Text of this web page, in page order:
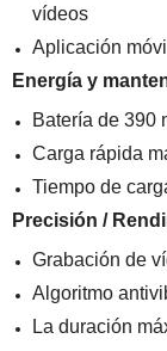
vídeos
Aplicación
Energía y
Batería de 390
Carga rápida
Tiempo de
Precisión /
Grabación de
Algoritmo
La duración